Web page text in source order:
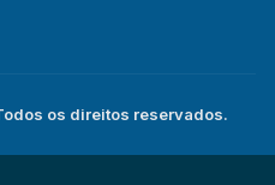
os direitos reservados.